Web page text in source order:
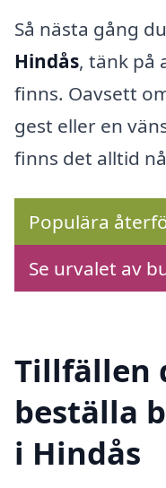
Så nästa gång
Hindås, tänk på
finns. Oavsett
gest eller en
finns det alltid
Populära
Se urvalet av
Tillfällen
beställa
i Hindås